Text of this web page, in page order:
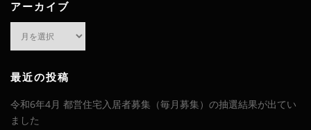
アーカイブ
イ
最近の投稿
令和6年4月 都営住宅入居者募集（毎月募集）の抽選結果が出てい
ました